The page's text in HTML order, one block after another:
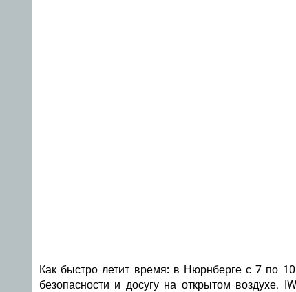
Как быстро летит время:в Нюрнберге с 7 по 10
безопасности и досугу на открытом воздухе.